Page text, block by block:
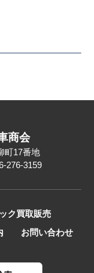
商会
町17番地
276-3159
ック買取販売
お問い合わせ